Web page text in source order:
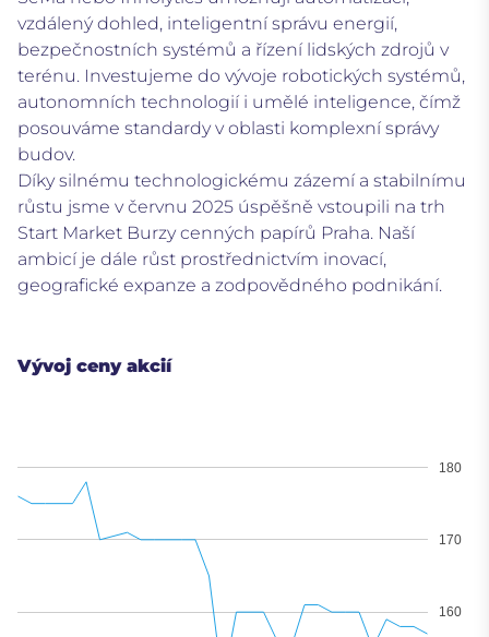
vzdálený dohled, inteligentní správu energií,
bezpečnostních systémů a řízení lidských zdrojů v
terénu. Investujeme do vývoje robotických systémů,
autonomních technologií i umělé inteligence, čímž
posouváme standardy v oblasti komplexní správy
budov.
Díky silnému technologickému zázemí a stabilnímu
růstu jsme v červnu 2025 úspěšně vstoupili na trh
Start Market Burzy cenných papírů Praha. Naší
ambicí je dále růst prostřednictvím inovací,
geografické expanze a zodpovědného podnikání.
Vývoj ceny akcií
160
170
180